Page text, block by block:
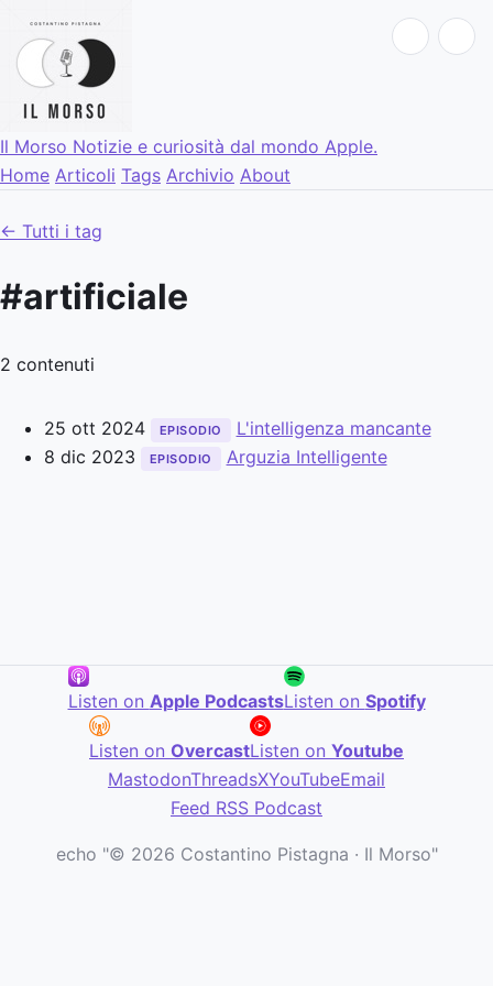
Il Morso Notizie e curiosità dal mondo Apple.
Home Articoli Tags Archivio About
← Tutti i tag
#artificiale
2 contenuti
25 ott 2024 EPISODIO
L'intelligenza mancante
8 dic 2023
EPISODIO Arguzia Intelligente
Listen on Apple PodcastsListen on Spotify
Listen on OvercastListen on Youtube
MastodonThreadsXYouTubeEmail
Feed RSS Podcast
echo "© 2026 Costantino Pistagna · Il Morso"